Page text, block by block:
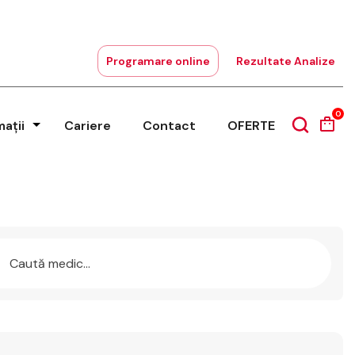
Programare online Rezultate Analize
Cariere Contact OFERTE
0